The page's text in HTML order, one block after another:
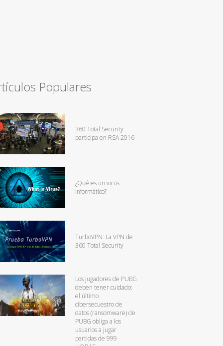
Populares
360 Total Security
participa en RSA 2016
¿Qué es un virus
informático?
TurboVPN: La VPN de
360 Total Security
Los jugadores de PUBG
deben tener cuidado:
el último
cibersecuestro de
datos (ransomware) de
PUBG obliga a los
usuarios a jugar
partidas de 999